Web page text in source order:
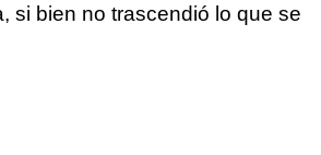
si bien no trascendió lo que se